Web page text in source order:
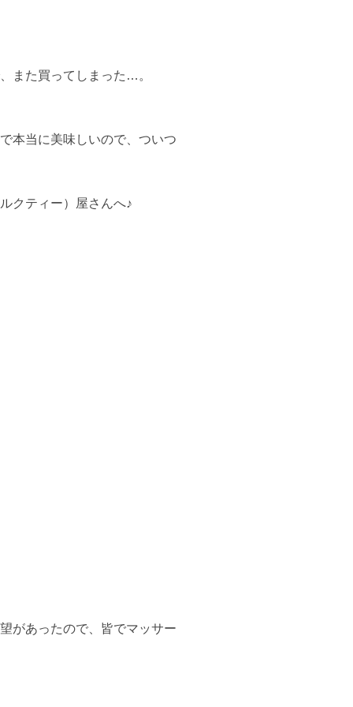
また買ってしまった…。
本当に美味しいので、ついつ
クティー）屋さんへ♪
があったので、皆でマッサー